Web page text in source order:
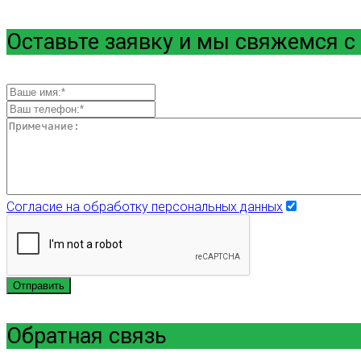
Оставьте заявку и мы свяжемся
Согласие на обработку персональных данных
Отправить
Обратная связь